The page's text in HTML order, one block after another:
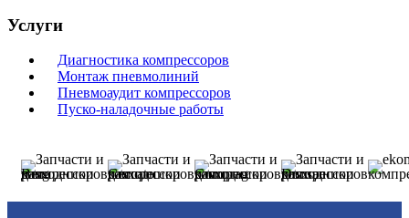
Услуги
Диагностика компрессоров
Монтаж пневмолиний
Пневмоаудит компрессоров
Пуско-наладочные работы